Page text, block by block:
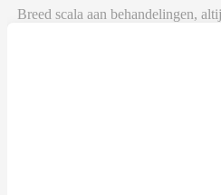
Breed scala aan behandelingen,